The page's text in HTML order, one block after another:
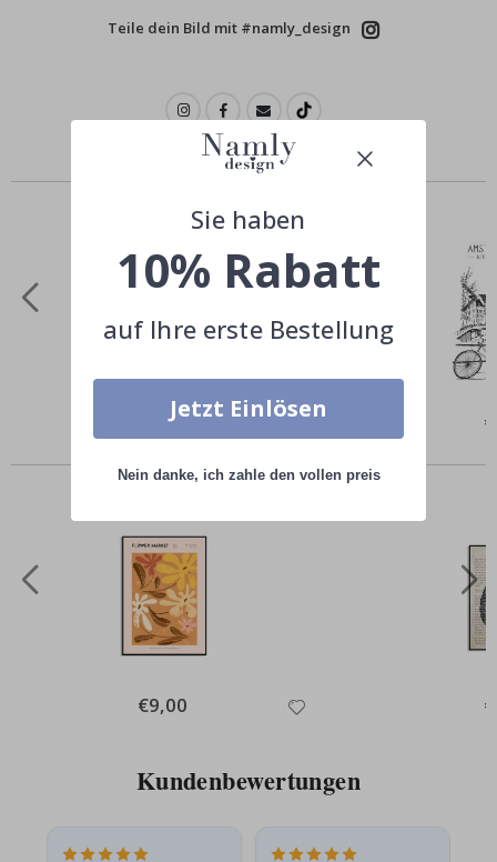
Teile dein Bild mit #namly_design
Ähnliche Produkte
Special
€9,00
Andere kauften auch
Special
Price
€9,00
Kundenbewertungen
Sie haben
10% Rabatt
auf Ihre erste Bestellung
Jetzt Einlösen
Nein danke, ich zahle den vollen preis